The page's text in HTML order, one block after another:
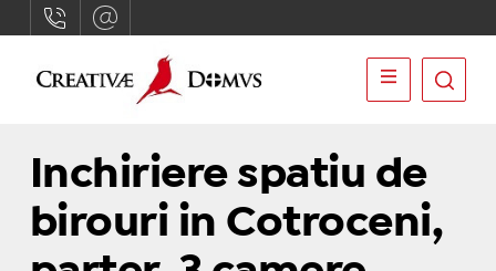
Inchiriere spatiu de
birouri in Cotroceni,